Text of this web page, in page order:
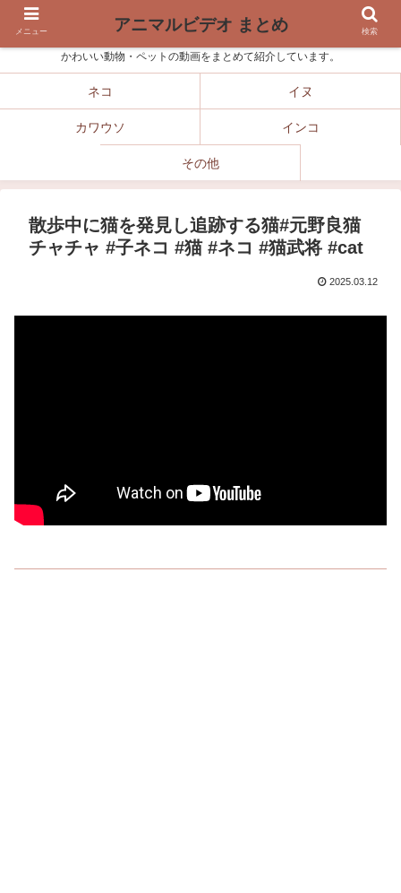
かわいい動物・ペットの動画をまとめて紹介しています。
ネコ イヌ
カワウソ インコ
その他
散歩中に猫を発見し追跡する猫#元野良猫
チャチャ #子ネコ #猫 #ネコ #猫武将 #cat
2025.03.12
メニュー アニマルビデオ まとめ 検索